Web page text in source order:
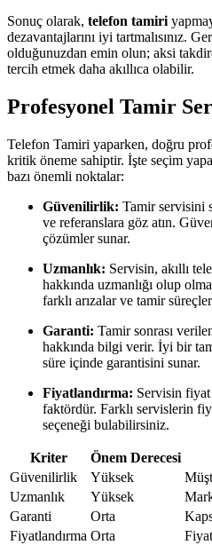
Sonuç olarak, telefon tamiri
dezavantajlarını iyi tartmalısınız.
olduğunuzdan emin olun; aksi
tercih etmek daha akıllıca olabilir.
Profesyonel Tamir
Telefon Tamiri yaparken, doğru
kritik öneme sahiptir. İşte seçim
bazı önemli noktalar:
Güvenilirlik: Tamir servisini
ve referanslara göz atın.
çözümler sunar.
Uzmanlık: Servisin, akıllı
hakkında uzmanlığı olup
farklı arızalar ve tamir
Garanti: Tamir sonrası
hakkında bilgi verir. İyi bir
süre içinde garantisini sunar.
Fiyatlandırma: Servisin
faktördür. Farklı servislerin
seçeneği bulabilirsiniz.
Kriter Önem Derecesi
Güvenilirlik
Yüksek
Uzmanlık
Yüksek
Garanti
Orta
Fiyatlandırma Orta Fiyat